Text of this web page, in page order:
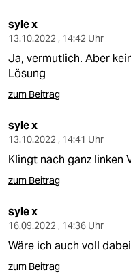
syle x
13.10.2022 , 14:42 Uhr
Ja, vermutlich. Aber
Lösung
zum Beitrag
syle x
13.10.2022 , 14:41 Uhr
Klingt nach ganz linken
zum Beitrag
syle x
16.09.2022 , 14:36 Uhr
Wäre ich auch voll
zum Beitrag